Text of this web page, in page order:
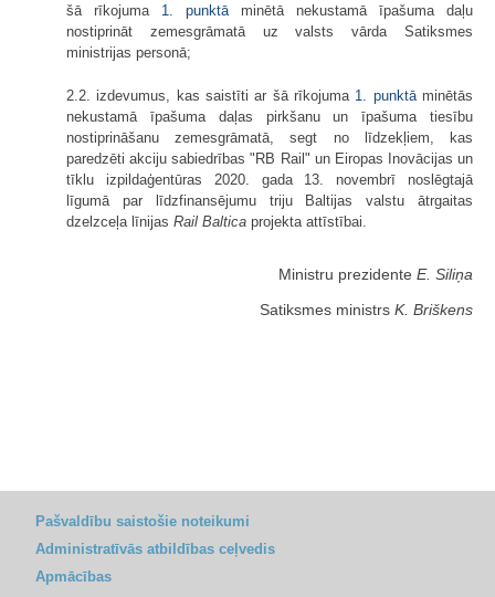
šā rīkojuma 1. punktā minētā nekustamā īpašuma daļu
nostiprināt zemesgrāmatā uz valsts vārda Satiksmes
ministrijas personā;
2.2. izdevumus, kas saistīti ar šā rīkojuma 1. punktāminētās
nekustamā īpašuma daļas pirkšanu un īpašuma tiesību
nostiprināšanu zemesgrāmatā, segt no līdzekļiem, kas
paredzēti akciju sabiedrības "RB Rail" un Eiropas Inovācijas un
tīklu izpildaģentūras 2020. gada 13. novembrī noslēgtajā
līgumā par līdzfinansējumu triju Baltijas valstu ātrgaitas
dzelzceļa līnijas Rail Baltica projekta attīstībai.
Ministru prezidente E. Siliņa
Satiksmes ministrs K. Briškens
Pašvaldību saistošie noteikumi
Administratīvās atbildības ceļvedis
Apmācības